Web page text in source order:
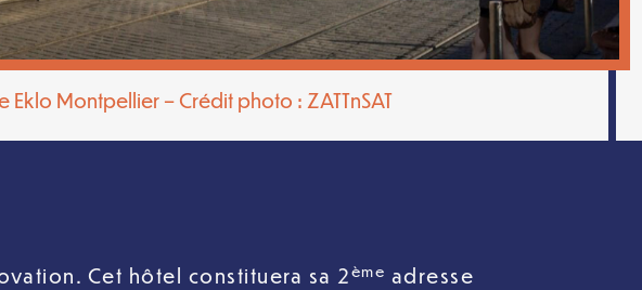
Eklo Montpellier – Crédit photo : ZATTnSAT
Cet hôtel constituera sa 2ème adresse